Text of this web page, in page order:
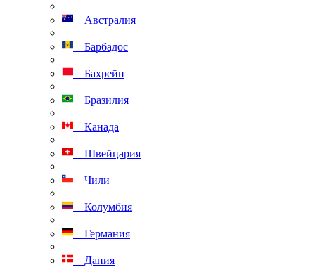
Австралия
Барбадос
Бахрейн
Бразилия
Канада
Швейцария
Чили
Колумбия
Германия
Дания